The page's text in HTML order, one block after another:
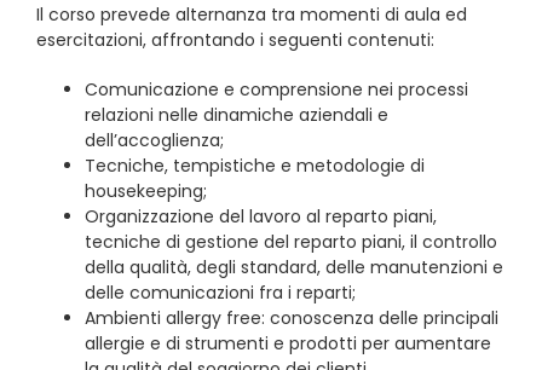
Il corso prevede alternanza tra momenti di aula ed
esercitazioni, affrontando i seguenti contenuti:
Comunicazione e comprensione nei processi
relazioni nelle dinamiche aziendali e
dell’accoglienza;
Tecniche, tempistiche e metodologie di
housekeeping;
Organizzazione del lavoro al reparto piani,
tecniche di gestione del reparto piani, il controllo
della qualità, degli standard, delle manutenzioni e
delle comunicazioni fra i reparti;
Ambienti allergy free: conoscenza delle principali
allergie e di strumenti e prodotti per aumentare